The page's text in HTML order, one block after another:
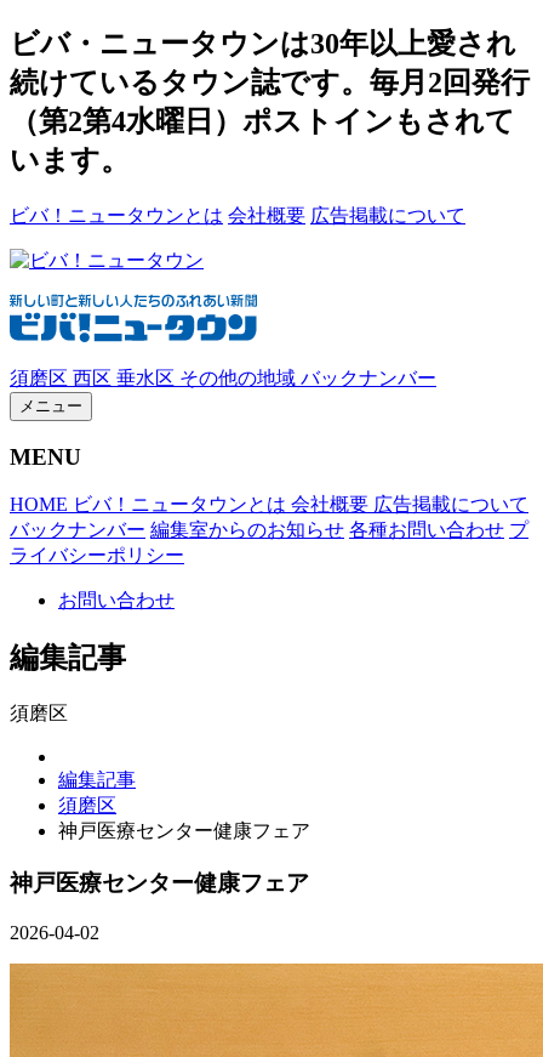
ビバ・ニュータウンは30年以上愛され
続けているタウン誌です。毎月2回発行
（第2第4水曜日）ポストインもされて
います。
ビバ！ニュータウンとは 会社概要 広告掲載について
須磨区 西区 垂水区 その他の地域 バックナンバー
メニュー
MENU
HOME ビバ！ニュータウンとは 会社概要 広告掲載について
バックナンバー 編集室からのお知らせ 各種お問い合わせ プ
ライバシーポリシー
お問い合わせ
編集記事
須磨区
編集記事
須磨区
神戸医療センター健康フェア
神戸医療センター健康フェア
2026-04-02